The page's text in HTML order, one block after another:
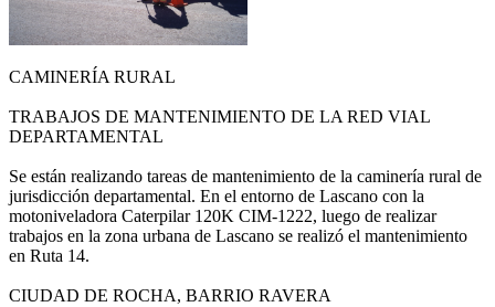
CAMINERÍA RURAL
TRABAJOS DE MANTENIMIENTO DE LA RED VIAL
DEPARTAMENTAL
Se están realizando tareas de mantenimiento de la caminería rural de
jurisdicción departamental. En el entorno de Lascano con la
motoniveladora Caterpilar 120K CIM-1222, luego de realizar
trabajos en la zona urbana de Lascano se realizó el mantenimiento
en Ruta 14.
CIUDAD DE ROCHA, BARRIO RAVERA